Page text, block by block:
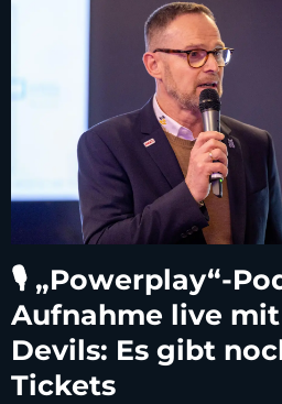
🎙 „Powerplay“-
Aufnahme live
Devils: Es gibt
Tickets